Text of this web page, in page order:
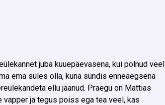
juba kuuepäevasena, kui polnud veel
ema süles olla, kuna sündis enneaegsena
ellu jäänud. Praegu on Mattias
vapper ja tegus poiss ega tea veel, kas